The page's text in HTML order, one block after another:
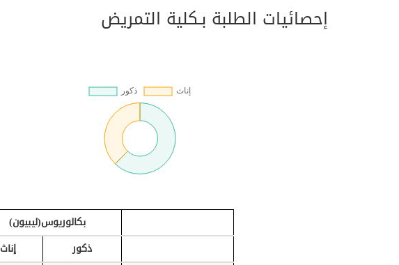
إحصائيات الطلبة بـكلية التمريض
بكالوريوس(ليبيون)
ذكور
إناث